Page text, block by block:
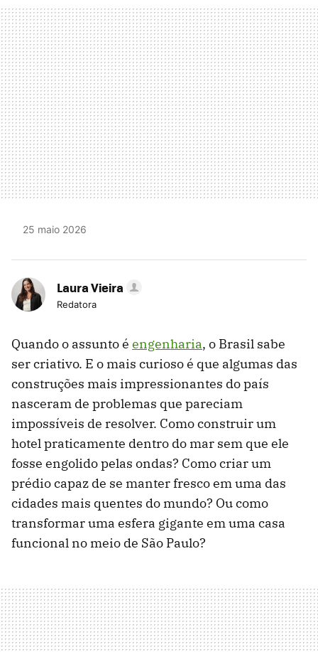
MAIL
25 maio 2026
Laura Vieira
Redatora
Quando o assunto é engenharia, o Brasil sabe
ser criativo. E o mais curioso é que algumas das
construções mais impressionantes do país
nasceram de problemas que pareciam
impossíveis de resolver. Como construir um
hotel praticamente dentro do mar sem que ele
fosse engolido pelas ondas? Como criar um
prédio capaz de se manter fresco em uma das
cidades mais quentes do mundo? Ou como
transformar uma esfera gigante em uma casa
funcional no meio de São Paulo?